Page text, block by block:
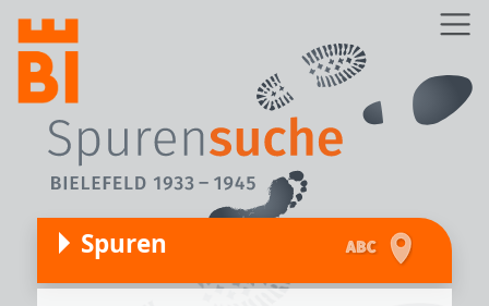
Direkt zum Inhalt
Spuren